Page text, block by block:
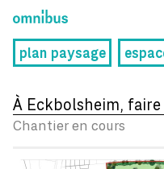
plan paysage
À Eckbolsheim,
Chantier en cours